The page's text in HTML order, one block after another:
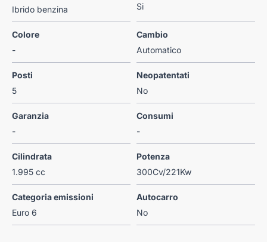
Ibrido benzina
Si
Colore
-
Cambio
Automatico
Posti
5
Neopatentati
No
Garanzia
-
Consumi
-
Cilindrata
1.995 cc
Potenza
300Cv/221Kw
Categoria emissioni
Euro 6
Autocarro
No